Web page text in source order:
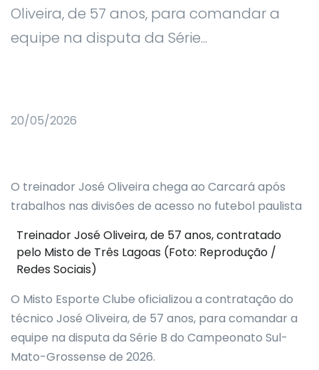
Oliveira, de 57 anos, para comandar a
equipe na disputa da Série...
20/05/2026
O treinador José Oliveira chega ao Carcará após
trabalhos nas divisões de acesso no futebol paulista
Treinador José Oliveira, de 57 anos, contratado
pelo Misto de Três Lagoas (Foto: Reprodução /
Redes Sociais)
O Misto Esporte Clube oficializou a contratação do
técnico José Oliveira, de 57 anos, para comandar a
equipe na disputa da Série B do Campeonato Sul-
Mato-Grossense de 2026.